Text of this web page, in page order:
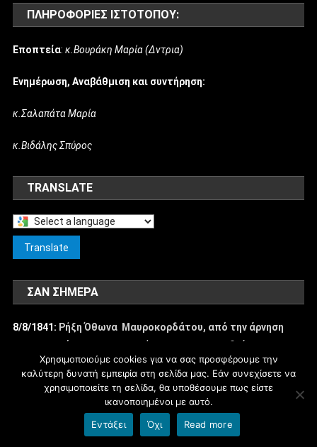
ΠΛΗΡΟΦΟΡΊΕΣ ΙΣΤΌΤΟΠΟΥ:
Εποπτεία:κ.Βουράκη Μαρία (Δντρια)
Ενημέρωση, Αναβάθμιση και συντήρηση:
κ.Σαλαπάτα Μαρία
κ.Βιδάλης Σπύρος
TRANSLATE
Select
language
translate
page
Translate
ΣΑΝ ΣΉΜΕΡΑ
8/8/1841: Ρήξη Όθωνα  Μαυροκορδάτου, από την άρνηση
των ανακτόρων να προχωρήσουν οι μεταρρυθμίσεις στην
Ελλάδα.
blogs.sch.gr |Θέμα εμφάνισης: News Portal
Όροι χρήσης blogs.sch.gr|Δήλωση προσβασιμότητας
Χρησιμοποιούμε cookies για να σας προσφέρουμε την
καλύτερη δυνατή εμπειρία στη σελίδα μας. Εάν συνεχίσετε να
χρησιμοποιείτε τη σελίδα, θα υποθέσουμε πως είστε
ικανοποιημένοι με αυτό.
Εντάξει
Όχι Read more